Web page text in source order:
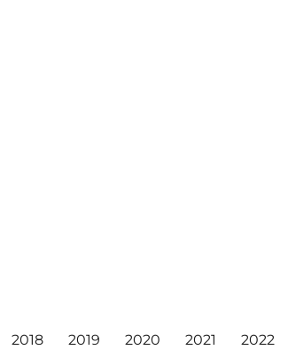
2018 2019 2020 2021 2022